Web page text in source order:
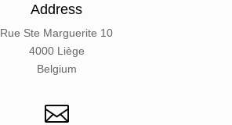
Address
Rue Ste Marguerite 10
4000 Liège
Belgium
